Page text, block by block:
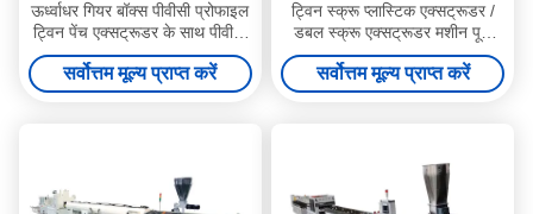
ऊर्ध्वाधर गियर बॉक्स पीवीसी प्रोफाइल
ट्विन पेंच एक्सट्रूडर के साथ पीवीसी
केबल डक्ट ट्रंक उत्पादन लाइन
सर्वोत्तम मूल्य प्राप्त करें
ट्विन स्क्रू प्लास्टिक एक्सट्रूडर /
डबल स्क्रू एक्सट्रूडर मशीन पूरी
तरह से स्वचालित आउटपुट 350
किग्रा / एच
सर्वोत्तम मूल्य प्राप्त करें